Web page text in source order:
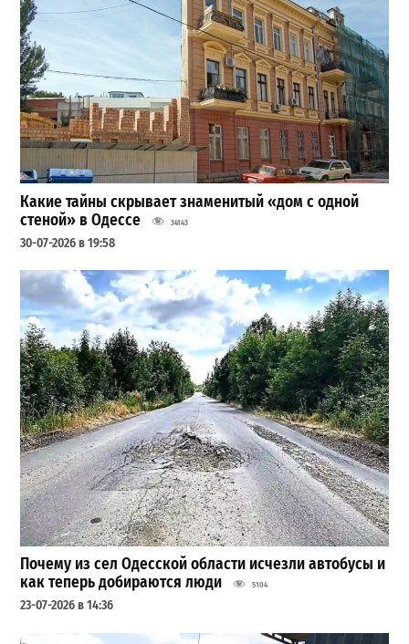
Какие тайны скрывает знаменитый «дом с одной
стеной» в Одессе
34143
30-07-2026 в 19:58
Почему из сел Одесской области исчезли автобусы и
как теперь добираются люди
5104
23-07-2026 в 14:36